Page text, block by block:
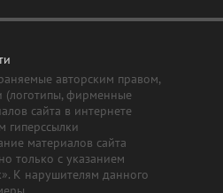
авторским правом,
(логотипы, фирменные
сайта в интернете
гиперссылки
материалов сайта
только с указанием
К нарушителям данного